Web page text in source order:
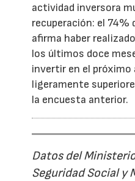
actividad inversora
recuperación: el 74%
afirma haber
los últimos doce
invertir en el próximo
ligeramente
la encuesta anterior.
Datos del
Seguridad Social y